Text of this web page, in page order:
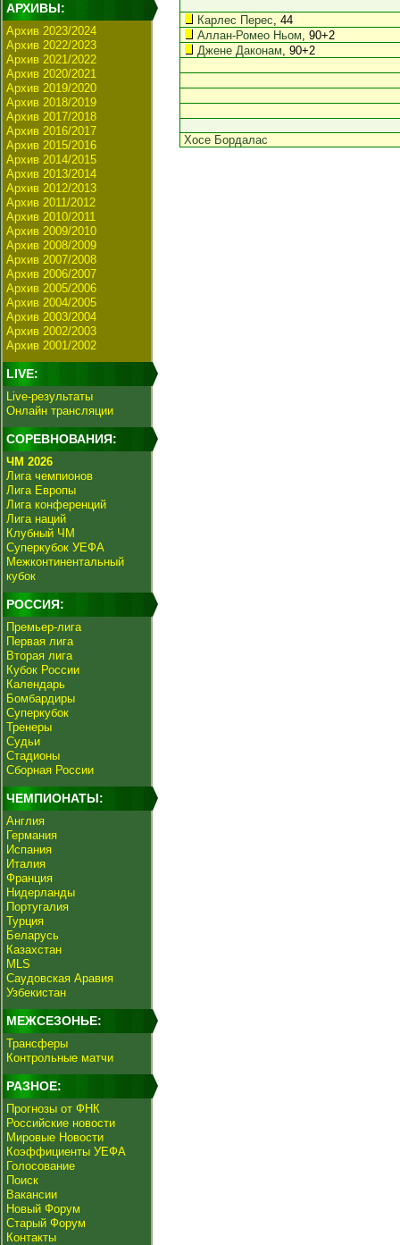
АРХИВЫ:
Архив 2023/2024
Архив 2022/2023
Архив 2021/2022
Архив 2020/2021
Архив 2019/2020
Архив 2018/2019
Архив 2017/2018
Архив 2016/2017
Архив 2015/2016
Архив 2014/2015
Архив 2013/2014
Архив 2012/2013
Архив 2011/2012
Архив 2010/2011
Архив 2009/2010
Архив 2008/2009
Архив 2007/2008
Архив 2006/2007
Архив 2005/2006
Архив 2004/2005
Архив 2003/2004
Архив 2002/2003
Архив 2001/2002
LIVE:
Live-результаты
Онлайн трансляции
СОРЕВНОВАНИЯ:
ЧМ 2026
Лига чемпионов
Лига Европы
Лига конференций
Лига наций
Клубный ЧМ
Суперкубок УЕФА
Межконтинентальный
кубок
РОССИЯ:
Премьер-лига
Первая лига
Вторая лига
Кубок России
Календарь
Бомбардиры
Суперкубок
Тренеры
Судьи
Стадионы
Сборная России
ЧЕМПИОНАТЫ:
Англия
Германия
Испания
Италия
Франция
Нидерланды
Португалия
Турция
Беларусь
Казахстан
MLS
Саудовская Аравия
Узбекистан
МЕЖСЕЗОНЬЕ:
Трансферы
Контрольные матчи
РАЗНОЕ:
Прогнозы от ФНК
Российские новости
Мировые Новости
Коэффициенты УЕФА
Голосование
Поиск
Вакансии
Новый Форум
Старый Форум
Контакты
Карлес Перес, 44
Аллан-Ромео Ньом, 90+2
Джене Даконам, 90+2
Хосе Бордалас